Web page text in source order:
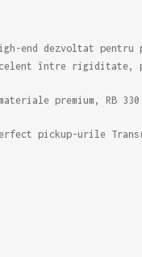
end dezvoltat
între rigiditate,
premium,
pickup-urile